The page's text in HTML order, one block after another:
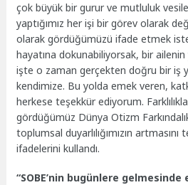
çok büyük bir gurur ve mutluluk
yaptığımız her işi bir görev olarak
olarak gördüğümüzü ifade etmek
hayatına dokunabiliyorsak, bir
işte o zaman gerçekten doğru bir iş
kendimize. Bu yolda emek veren,
herkese teşekkür ediyorum.
gördüğümüz Dünya Otizm
toplumsal duyarlılığımızın
ifadelerini kullandı.
“SOBE’nin bugünlere